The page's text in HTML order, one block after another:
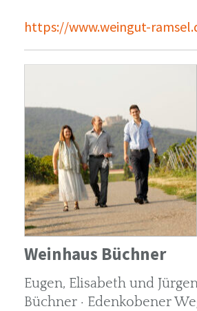
https://www.weingut-
Weinhaus Büchner
Eugen, Elisabeth und
Büchner · Edenkobener